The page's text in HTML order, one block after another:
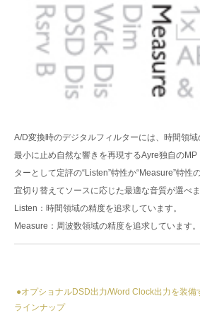
A/D変換時のデジタルフィルターには、時間領
最小に止め自然な響きを再現するAyre独自の
ターとして定評の“Listen”特性か“Measure”特性
宜切り替えてソースに応じた最適な音質が選べま
Listen：時間領域の精度を追求しています。
Measure：周波数領域の精度を追求しています。
●オプショナルDSD出力/Word Clock出力を装備
ラインナップ